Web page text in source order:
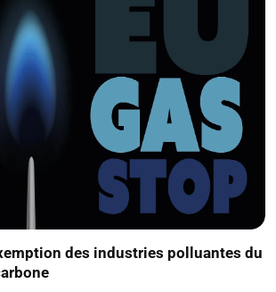
des industries polluantes du